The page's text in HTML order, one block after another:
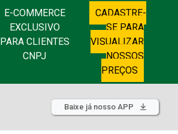
E-COMMERCE
EXCLUSIVO
PARA CLIENTES
CNPJ
CADASTRE-
SE PARA
VISUALIZAR
NOSSOS
PREÇOS
Baixe já nosso APP